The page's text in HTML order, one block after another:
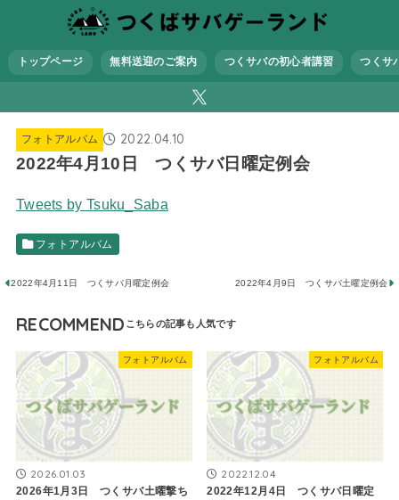
トップページ 無料送迎のご案内 つくサバの初心者講習 つくサ
フォトアルバム 2022.04.10
2022年4月10日 つくサバ日曜定例会
Tweets by Tsuku_Saba
フォトアルバム
2022年4月11日 つくサバ月曜定例会 2022年4月9日 つくサバ土曜定例会
RECOMMEND
フォトアルバム
2026.01.03
2026年1月3日 つくサバ土曜撃ち
フォトアルバム
2022.12.04
2022年12月4日 つくサバ日曜定